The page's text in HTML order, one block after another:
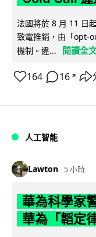
法國將於 8 月 11 日
致電推銷，由「opt-
機制。違...
閱讀全
164 16 ↗
人工智能
Lawton 5 小時
華為科學家
華為「韜定